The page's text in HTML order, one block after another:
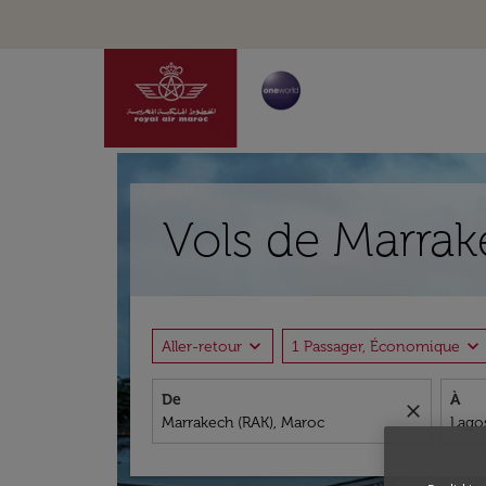
Vols de
Aller-retour expand_more 1 Passager, Économique expand_more
De
close
À